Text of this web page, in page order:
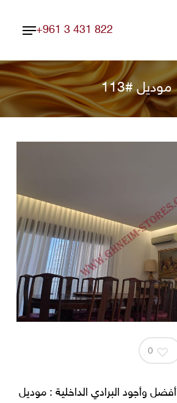
+961 3 431 822
Menu
موديل #113
0
وأجود البرادي الداخلية : موديل